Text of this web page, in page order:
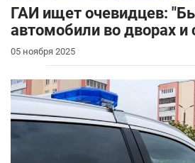
ГАИ ищет очевидцев:
автомобили во дворах
05 ноября 2025